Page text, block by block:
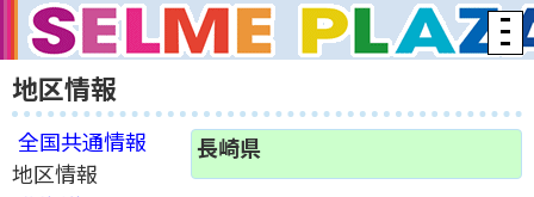
地区情報
全国共通情報
地区情報
長崎県